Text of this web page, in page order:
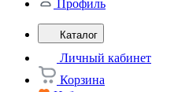
Профиль
Каталог
Личный кабинет
Корзина